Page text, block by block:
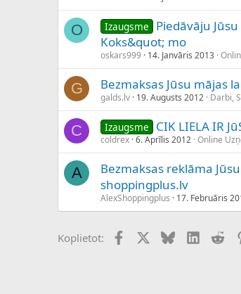
O Izaugsme
Piedāvāju
Koks&quot; mo
oskars999 14. Janvāris 2013
G Bezmaksas Jūsu mājas
galds.lv 19. Augusts 2012 Darbi,
C Izaugsme CIK LIELA IR
coldrex 6. Aprīlis 2012 Online
A
Bezmaksas reklāma
shoppingplus.lv
AlexShoppingplus 17. Februāris
Koplietot: FacebookX (Twitter)
BlueskyLinkedIn